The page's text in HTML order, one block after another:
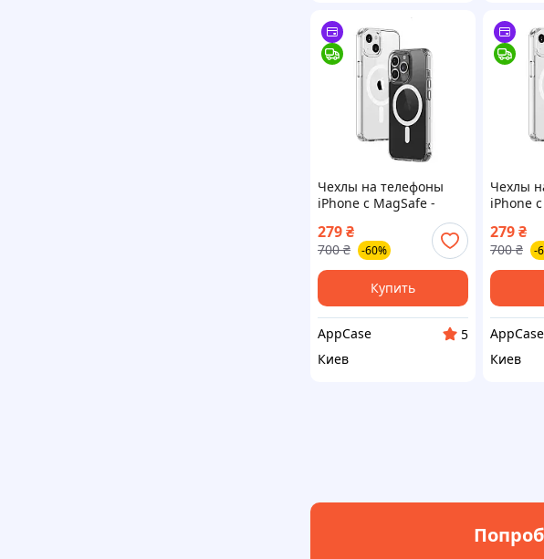
Чехлы на телефоны
iPhone с MagSafe -
279₴
700 ₴ -60%
Купить
AppCase
5
Киев
Чехлы
iPhone
279₴
700 ₴ -
AppCase
Киев